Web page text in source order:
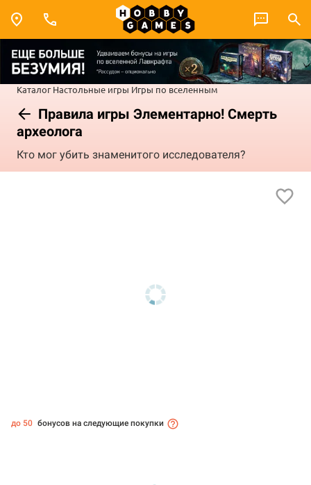
Каталог Настольные игры Игры по вселенным
Правила игры Элементарно! Смерть
археолога
Кто мог убить знаменитого исследователя?
до 50 бонусов на следующие покупки